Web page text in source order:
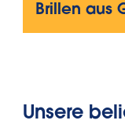
Brillen aus
Unsere